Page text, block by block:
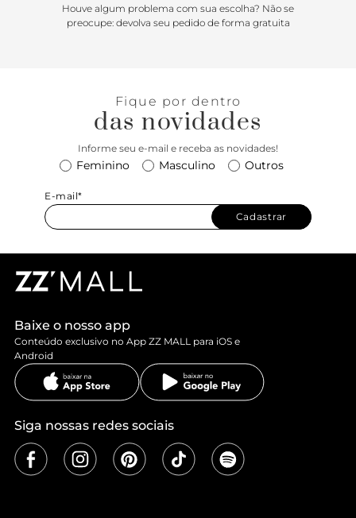
Houve algum problema com sua escolha? Não se
preocupe: devolva seu pedido de forma gratuita
Fique por dentro
das novidades
Informe seu e-mail e receba as novidades!
Feminino Masculino Outros
E-mail*
Cadastrar
Baixe o nosso app
Conteúdo exclusivo no App ZZ MALL para iOS e
Android
Siga nossas redes sociais